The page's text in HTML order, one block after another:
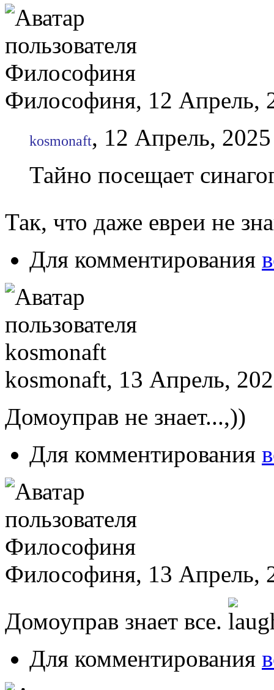
Философиня, 12 Апрель,
kosmonaft, 12 Апрель,
Тайно посещает
Так, что даже евреи не
Для комментирования
kosmonaft, 13 Апрель,
Домоуправ не знает...,))
Для комментирования
Философиня, 13 Апрель,
Домоуправ знает все.
Для комментирования